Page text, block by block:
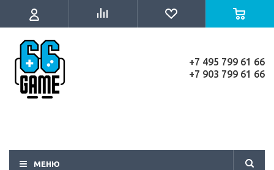
+7 495 799 61 66
+7 903 799 61 66
МЕНЮ